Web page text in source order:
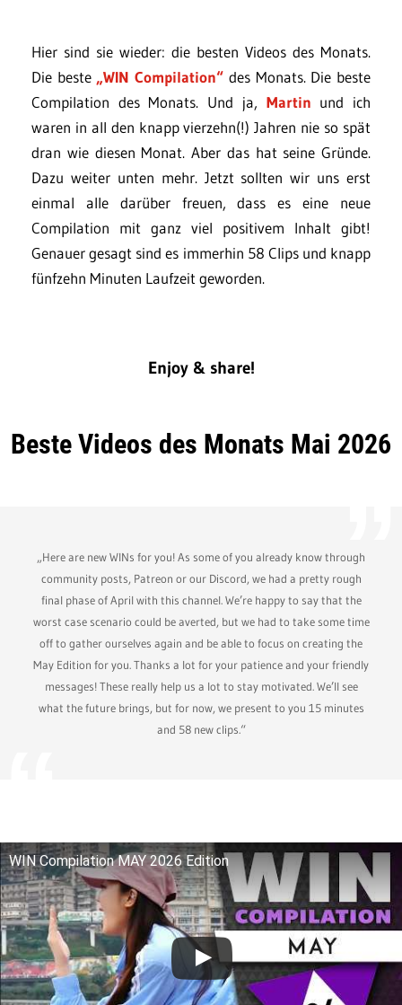
Hier sind sie wieder: die besten Videos des Monats.
Die beste „WIN Compilation“ des Monats. Die beste
Compilation des Monats. Und ja, Martin und ich
waren in all den knapp vierzehn(!) Jahren nie so spät
dran wie diesen Monat. Aber das hat seine Gründe.
Dazu weiter unten mehr. Jetzt sollten wir uns erst
einmal alle darüber freuen, dass es eine neue
Compilation mit ganz viel positivem Inhalt gibt!
Genauer gesagt sind es immerhin 58 Clips und knapp
fünfzehn Minuten Laufzeit geworden.
Enjoy & share!
Beste Videos des Monats Mai 2026
„Here are new WINs for you! As some of you already know through
community posts, Patreon or our Discord, we had a pretty rough
final phase of April with this channel. We’re happy to say that the
worst case scenario could be averted, but we had to take some time
off to gather ourselves again and be able to focus on creating the
May Edition for you. Thanks a lot for your patience and your friendly
messages! These really help us a lot to stay motivated. We’ll see
what the future brings, but for now, we present to you 15 minutes
and 58 new clips.“
WIN Compilation MAY 2026 Edition